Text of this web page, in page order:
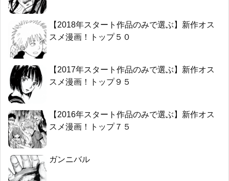
【2018年スタート作品のみで選ぶ】新作オス
スメ漫画！トップ５０
【2017年スタート作品のみで選ぶ】新作オス
スメ漫画！トップ９５
【2016年スタート作品のみで選ぶ】新作オス
スメ漫画！トップ７５
ガンニバル